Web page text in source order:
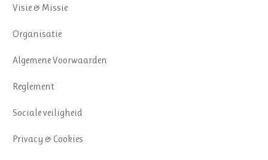
Visie & Missie
Organisatie
Algemene Voorwaarden
Reglement
Sociale veiligheid
Privacy & Cookies